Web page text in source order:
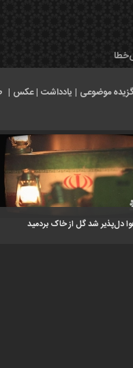
موضوعی | یادداشت |عکس |
دل‌پذیر شد گل از خاک بردمید